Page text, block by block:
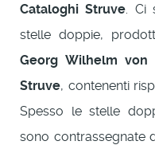
Cataloghi Struve .
stelle doppie,
Georg Wilhelm von
Struve, contenenti
Spesso le stelle
sono contrassegnate